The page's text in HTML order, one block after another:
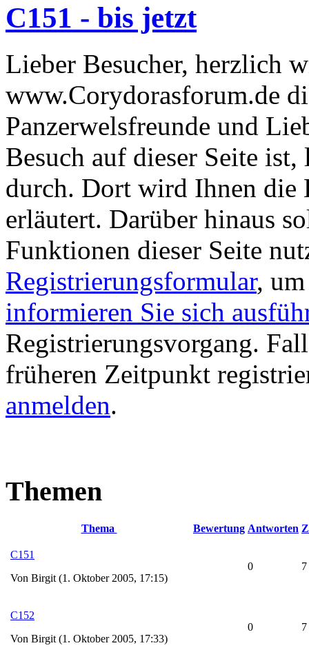
C151 - bis jetzt
Lieber Besucher, herzlich
www.Corydorasforum.de
Panzerwelsfreunde und
Besuch auf dieser Seite
durch. Dort wird Ihnen die
erläutert. Darüber hinaus
Funktionen dieser Seite
Registrierungsformular,
informieren Sie sich
Registrierungsvorgang.
früheren Zeitpunkt
anmelden.
Themen
Thema Bewertung Antworten
C151
Von Birgit (1. Oktober 2005, 17:15)
0
C152
Von Birgit (1. Oktober 2005, 17:33)
0